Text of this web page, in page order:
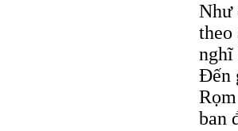
Như
theo
nghĩ
Đến
ban